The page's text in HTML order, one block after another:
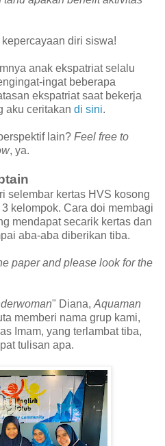
diri siswa!
anak ekspatriat selalu
ingat beberapa
ekspatriat saat bekerja
aku ceritakan di sini.
lain? Feel free to
, ya.
selembar kertas HVS kosong
kelompok. Cara doi membagi
mendapat secarik kertas dan
aba-aba diberikan tiba.
paper and please look for the
" Diana, Aquaman
memberi nama grup kami,
Imam, yang terlambat tiba,
tulisan apa.